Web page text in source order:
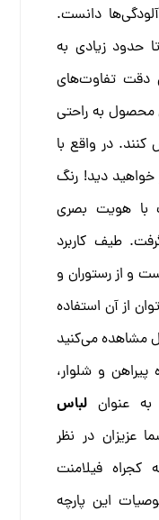
دانست.
حدود زیادی به
دقت تفاوت‌های
به راحتی
در واقع با
دید! رنگ
با هویت بصری
طیف کاربرد
و از رستوران و
از آن استفاده
مشاهده می‌کنید
و شلوار،
عنوانلباس
عزیزان در نظر
کجراه فیلامنت
این پارچه